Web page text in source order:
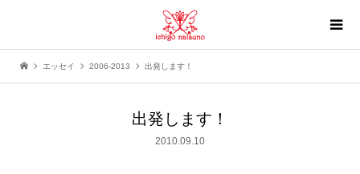
エッセイ 2006-2013 出発します！
出発します！
2010.09.10